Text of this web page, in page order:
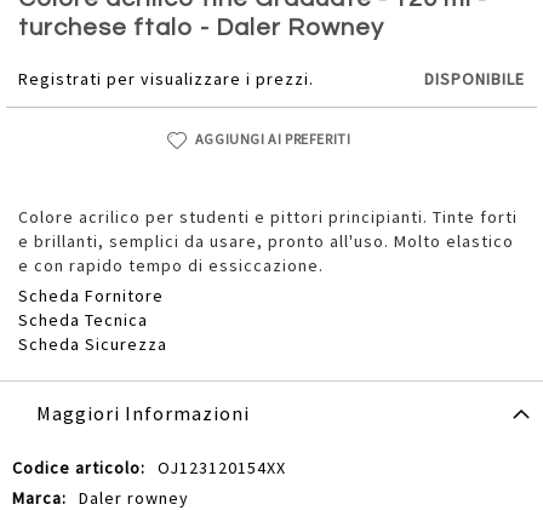
turchese ftalo - Daler Rowney
Registrati per visualizzare i prezzi. DISPONIBILE
AGGIUNGI AI PREFERITI
Colore acrilico per studenti e pittori principianti. Tinte forti
e brillanti, semplici da usare, pronto all'uso. Molto elastico
e con rapido tempo di essiccazione.
Scheda Fornitore
Scheda Tecnica
Scheda Sicurezza
della
galleria
immagini
Maggiori Informazioni
Maggiori
Informazioni
OJ123120154XX
Daler rowney